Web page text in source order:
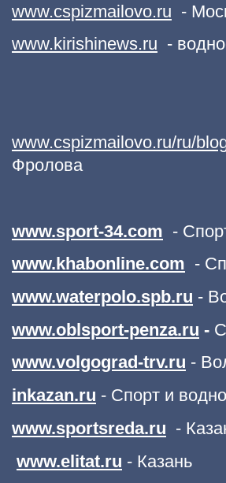
www.cspizmailovo.ru -
www.kirishinews.ru -
www.cspizmailovo.ru/ru/
Фролова
www.sport-34.com -
www.khabonline.com -
www.waterpolo.spb.ru -
www.oblsport-penza.ru -
www.volgograd-trv.ru -
inkazan.ru - Спорт и
www.sportsreda.ru -
www.elitat.ru - Казань